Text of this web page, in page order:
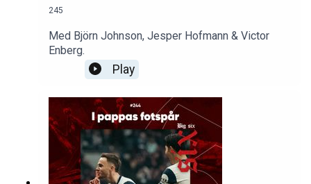
245
Med Björn Johnson, Jesper Hofmann & Victor
Enberg.
Play